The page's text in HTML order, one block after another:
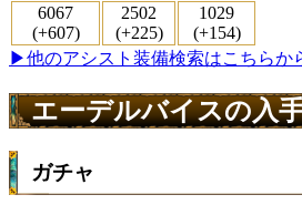
6067
(+607)
2502
(+225)
1029
(+154)
▶他のアシスト装備検索はこちらか
エーデルバイスの入
ガチャ